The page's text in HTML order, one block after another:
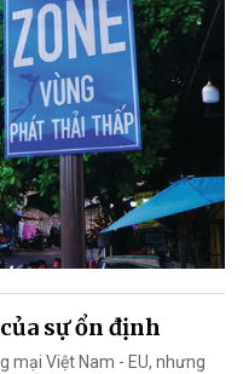
sự ổn định
mại Việt Nam - EU, nhưng